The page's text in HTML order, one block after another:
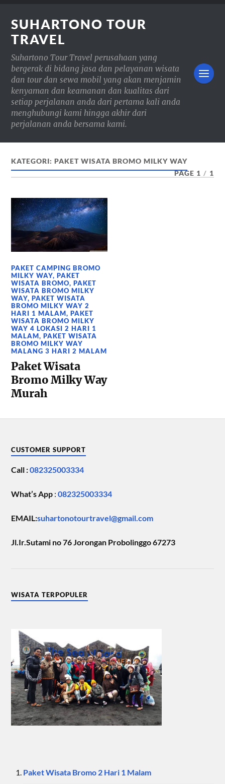
SUHARTONO TOUR
TRAVEL
Suhartono Tour Travel perusahaan yang
bergerak di bidang jasa dan pelayanan wisata
dan tour dan sewa mobil yang akan menjamin
kenyaman dan keamanan dan kualitas dari
setiap perjalanan anda dari pertama kali anda
menghubungi kami hingga akhir dari
perjalanan anda bersama kami.
KATEGORI:PAKET WISATA BROMO MILKY WAY
PAGE 1 / 1
PAKET CAMPING BROMO
MILKY WAY,PAKET
WISATA BROMO,PAKET
WISATA BROMO MILKY
WAY,PAKET WISATA
BROMO MILKY WAY 2
HARI 1 MALAM,PAKET
WISATA BROMO MILKY
WAY 4 LOKASI 2 HARI 1
MALAM,PAKET WISATA
BROMO MILKY WAY
MALANG 3 HARI 2 MALAM
Paket Wisata
Bromo Milky Way
Murah
CUSTOMER SUPPORT
Call :082325003334
What’s App :082325003334
EMAIL:suhartonotourtravel@gmail.com
Jl.Ir.Sutami no 76 Jorongan Probolinggo 67273
WISATA TERPOPULER
Paket Wisata Bromo 2 Hari 1 Malam